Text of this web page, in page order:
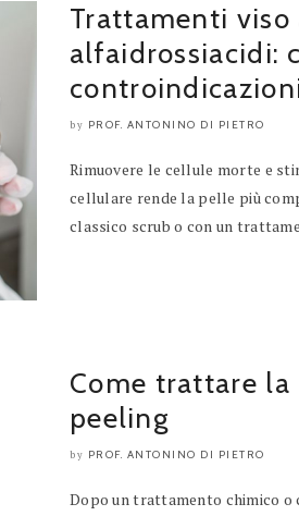
Trattamenti viso
alfaidrossiacidi:
by PROF. ANTONINO DI PIETRO
Rimuovere le cellule morte e
cellulare rende la pelle più
classico scrub o con un
Come trattare
peeling
by PROF. ANTONINO DI PIETRO
Dopo un trattamento chimico o